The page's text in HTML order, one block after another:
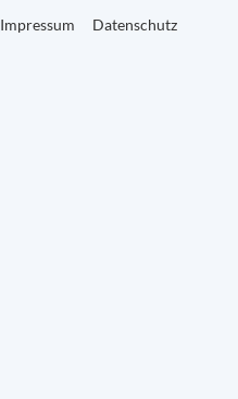
Impressum Datenschutz